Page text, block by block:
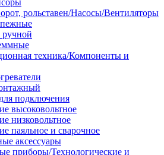
рольставен/Насосы/Вентиляторы
техника/Компоненты и
подключения
высоковольтное
низковольтное
паяльное и сварочное
аксессуары
приборы/Технологические и